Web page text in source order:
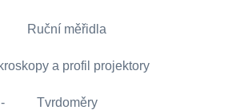
měřidla
a profil projektory
- Tvrdoměry